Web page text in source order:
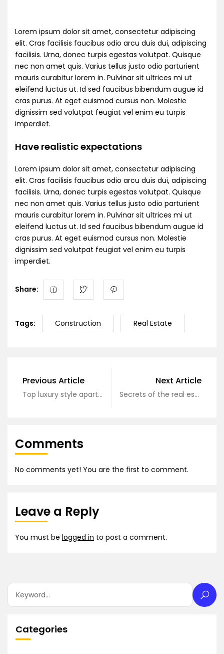
Lorem ipsum dolor sit amet, consectetur adipiscing
elit. Cras facilisis faucibus odio arcu duis dui, adipiscing
facilisis. Urna, donec turpis egestas volutpat. Quisque
nec non amet quis. Varius tellus justo odio parturient
mauris curabitur lorem in. Pulvinar sit ultrices mi ut
eleifend luctus ut. Id sed faucibus bibendum augue id
cras purus. At eget euismod cursus non. Molestie
dignissim sed volutpat feugiat vel enim eu turpis
imperdiet.
Have realistic expectations
Lorem ipsum dolor sit amet, consectetur adipiscing
elit. Cras facilisis faucibus odio arcu duis dui, adipiscing
facilisis. Urna, donec turpis egestas volutpat. Quisque
nec non amet quis. Varius tellus justo odio parturient
mauris curabitur lorem in. Pulvinar sit ultrices mi ut
eleifend luctus ut. Id sed faucibus bibendum augue id
cras purus. At eget euismod cursus non. Molestie
dignissim sed volutpat feugiat vel enim eu turpis
imperdiet.
Share:
Tags: Construction Real Estate
Previous Article
Top luxury style apartment
Next Article
Secrets of the real estate industry
Comments
No comments yet! You are the first to comment.
Leave a Reply
You must be logged in to post a comment.
Categories